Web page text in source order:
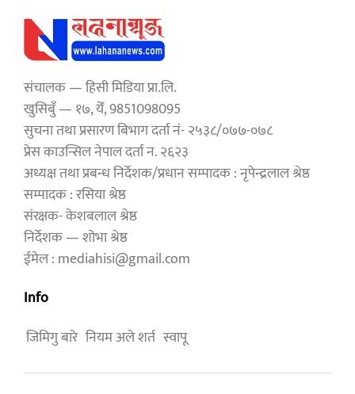
संचालक — हिसी मिडिया प्रा.लि.
खुसिबुँ — १७, येँ, 9851098095
सुचना तथा प्रसारण बिभाग दर्ता नं- २५३८/०७७-०७८
प्रेस काउन्सिल नेपाल दर्ता न. २६२३
अध्यक्ष तथा प्रबन्ध निर्देशक/प्रधान सम्पादक : नृपेन्द्रलाल श्रेष्ठ
सम्पादक : रसिया श्रेष्ठ
संरक्षक- केशबलाल श्रेष्ठ
निर्देशक — शोभा श्रेष्ठ
ईमेल : mediahisi@gmail.com
Info
जिमिगु बारे नियम अले शर्त स्वापू